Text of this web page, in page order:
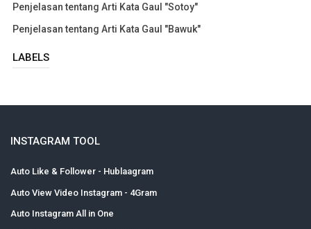
Penjelasan tentang Arti Kata Gaul "Sotoy"
Penjelasan tentang Arti Kata Gaul "Bawuk"
LABELS
INSTAGRAM TOOL
Auto Like & Follower - Hublaagram
Auto View Video Instagram - 4Gram
Auto Instagram All in One